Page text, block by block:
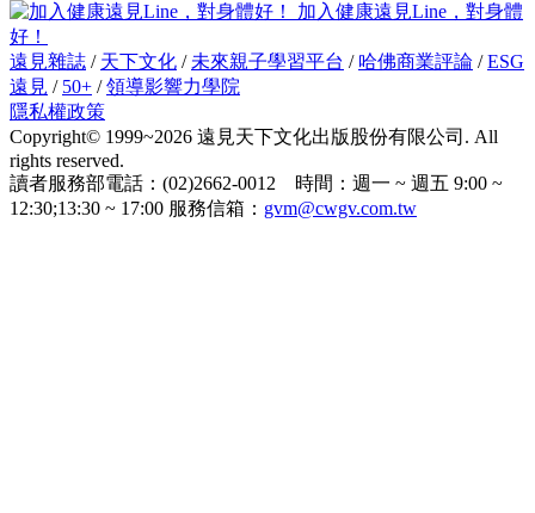
加入健康遠見Line，對身體
好！
遠見雜誌 / 天下文化 / 未來親子學習平台 / 哈佛商業評論 /ESG
遠見 / 50+ /領導影響力學院
隱私權政策
Copyright© 1999~2026 遠見天下文化出版股份有限公司. All
rights reserved.
讀者服務部電話：(02)2662-0012 時間：週一 ~ 週五 9:00 ~
12:30;13:30 ~ 17:00 服務信箱： gvm@cwgv.com.tw